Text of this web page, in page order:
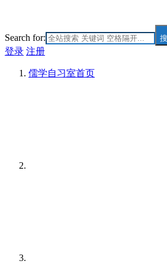
Search for:
登录 注册
儒学自习室首页